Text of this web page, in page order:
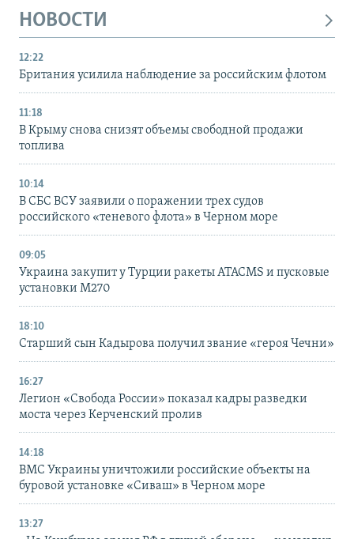
НОВОСТИ
12:22
Британия усилила наблюдение за российским флотом
11:18
В Крыму снова снизят объемы свободной продажи
топлива
10:14
В СБС ВСУ заявили о поражении трех судов
российского «теневого флота» в Черном море
09:05
Украина закупит у Турции ракеты ATACMS и пусковые
установки M270
18:10
Старший сын Кадырова получил звание «героя Чечни»
16:27
Легион «Свобода России» показал кадры разведки
моста через Керченский пролив
14:18
ВМС Украины уничтожили российские объекты на
буровой установке «Сиваш» в Черном море
13:27